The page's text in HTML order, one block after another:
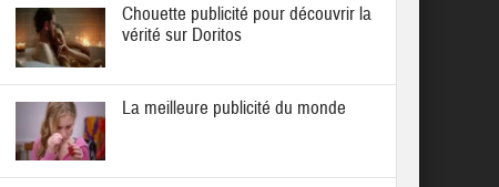
Chouette publicité pour découvrir la
vérité sur Doritos
La meilleure publicité du monde